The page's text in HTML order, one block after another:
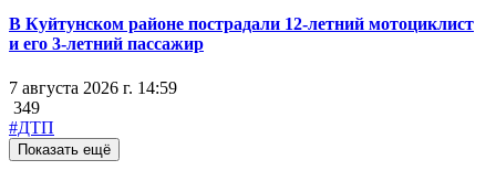
В Куйтунском районе пострадали 12-летний мотоциклист
и его 3-летний пассажир
7 августа 2026 г. 14:59
349
#ДТП
Показать ещё